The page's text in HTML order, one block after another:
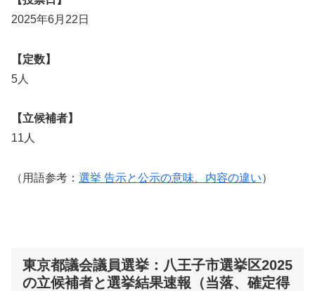
2025年6月22日
【定数】
5人
【立候補者】
11人
（用語参考： 選挙 告示と公示の意味、内容の違い）
東京都議会議員選挙：八王子市選挙区2025
の立候補者と選挙結果速報（当落、確定得